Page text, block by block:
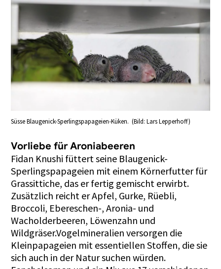
Süsse Blaugenick-Sperlingspapageien-Küken. (Bild: Lars Lepperhoff)
Vorliebe für Aroniabeeren
Fidan Knushi füttert seine Blaugenick-
Sperlingspapageien mit einem Körnerfutter für
Grassittiche, das er fertig gemischt erwirbt.
Zusätzlich reicht er Apfel, Gurke, Rüebli,
Broccoli, Ebereschen-, Aronia- und
Wacholderbeeren, Löwenzahn und
Wildgräser.Vogelmineralien versorgen die
Kleinpapageien mit essentiellen Stoffen, die sie
sich auch in der Natur suchen würden.